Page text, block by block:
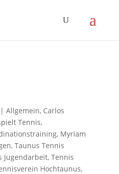
Allgemein, Carlos
Tennis,
, Myriam
, Taunus Tennis
Jugendarbeit, Tennis
Hochtaunus,